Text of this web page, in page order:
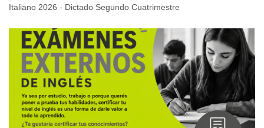
Italiano 2026 - Dictado Segundo Cuatrimestre